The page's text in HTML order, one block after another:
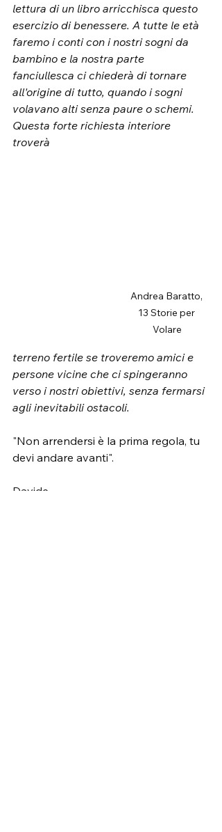
lettura di un libro arricchisca questo
esercizio di benessere. A tutte le età
faremo i conti con i nostri sogni da
bambino e la nostra parte
fanciullesca ci chiederà di tornare
all'origine di tutto, quando i sogni
volavano alti senza paure o schemi.
Questa forte richiesta interiore
troverà
Andrea Baratto,
13 Storie per
Volare
terreno fertile se troveremo amici e
persone vicine che ci spingeranno
verso i nostri obiettivi, senza fermarsi
agli inevitabili ostacoli.
"Non arrendersi è la prima regola, tu
devi andare avanti".
Davide